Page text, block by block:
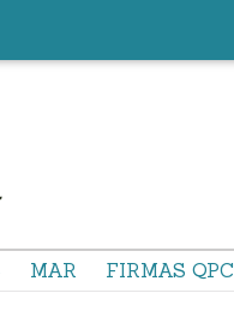
MAR FIRMAS QPC